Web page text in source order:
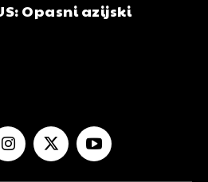
Opasni azijski